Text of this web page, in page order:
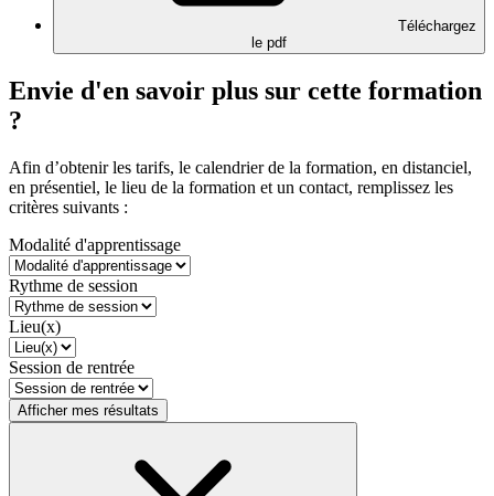
Téléchargez
le pdf
Envie d'en savoir plus sur cette formation
?
Afin d’obtenir les tarifs, le calendrier de la formation, en distanciel,
en présentiel, le lieu de la formation et un contact, remplissez les
critères suivants :
Modalité d'apprentissage
Rythme de session
Lieu(x)
Session de rentrée
Afficher mes résultats